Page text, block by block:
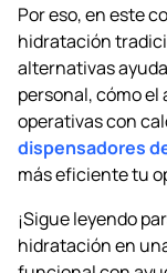
Por eso, en este
hidratación
alternativas
personal, cómo
operativas con
dispensadores
más eficiente tu
¡Sigue leyendo
hidratación en